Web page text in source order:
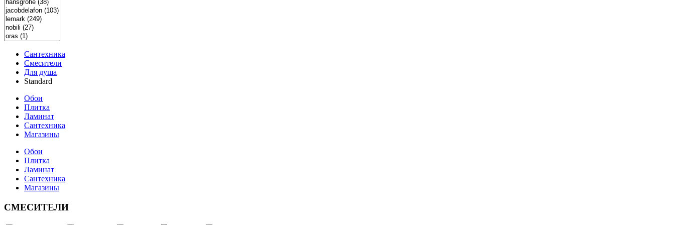
Сантехника
Смесители
Для душа
Standard
Обои
Плитка
Ламинат
Сантехника
Магазины
Обои
Плитка
Ламинат
Сантехника
Магазины
СМЕСИТЕЛИ